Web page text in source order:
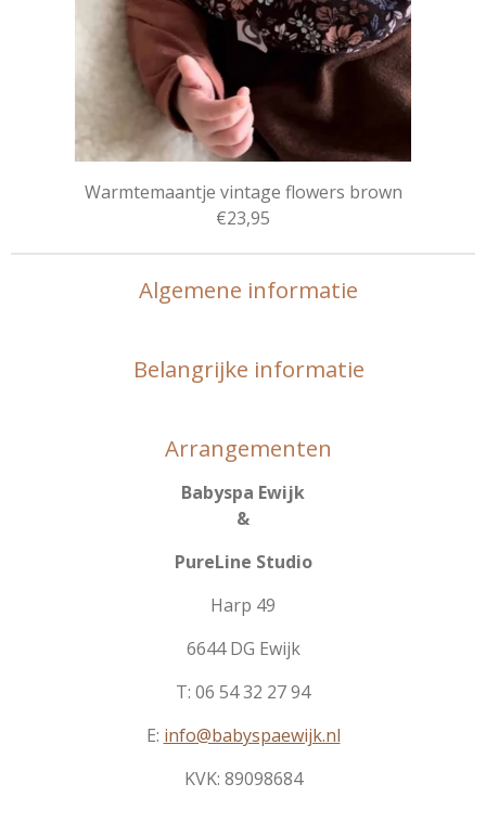
Warmtemaantje vintage flowers brown
€23,95
Algemene informatie
Belangrijke informatie
Arrangementen
Babyspa Ewijk
&
PureLine Studio
Harp 49
6644 DG Ewijk
T: 06 54 32 27 94
E: info@babyspaewijk.nl
KVK: 89098684